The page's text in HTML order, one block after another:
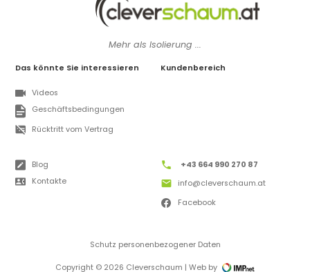
Mehr als Isolierung ...
Das könnte Sie interessieren
Videos
Geschäftsbedingungen
Rücktritt vom Vertrag
Kundenbereich
Blog
Kontakte
+43 664 990 270 87
info@cleverschaum.at
Facebook
Schutz personenbezogener Daten
Copyright © 2026 Cleverschaum | Web by